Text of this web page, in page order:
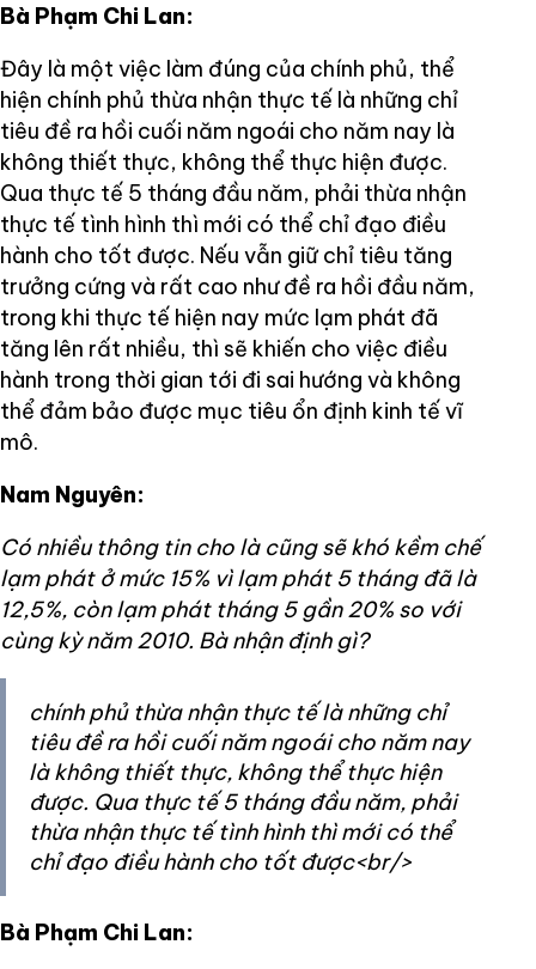
Bà Phạm Chi Lan:
Đây là một việc làm đúng của chính phủ, thể
hiện chính phủ thừa nhận thực tế là những chỉ
tiêu đề ra hồi cuối năm ngoái cho năm nay là
không thiết thực, không thể thực hiện được.
Qua thực tế 5 tháng đầu năm, phải thừa nhận
thực tế tình hình thì mới có thể chỉ đạo điều
hành cho tốt được. Nếu vẫn giữ chỉ tiêu tăng
trưởng cứng và rất cao như đề ra hồi đầu năm,
trong khi thực tế hiện nay mức lạm phát đã
tăng lên rất nhiều, thì sẽ khiến cho việc điều
hành trong thời gian tới đi sai hướng và không
thể đảm bảo được mục tiêu ổn định kinh tế vĩ
mô.
Nam Nguyên:
Có nhiều thông tin cho là cũng sẽ khó kềm chế
lạm phát ở mức 15% vì lạm phát 5 tháng đã là
12,5%, còn lạm phát tháng 5 gần 20% so với
cùng kỳ năm 2010. Bà nhận định gì?
chính phủ thừa nhận thực tế là những chỉ
tiêu đề ra hồi cuối năm ngoái cho năm nay
là không thiết thực, không thể thực hiện
được. Qua thực tế 5 tháng đầu năm, phải
thừa nhận thực tế tình hình thì mới có thể
chỉ đạo điều hành cho tốt được<br/>
Bà Phạm Chi Lan: